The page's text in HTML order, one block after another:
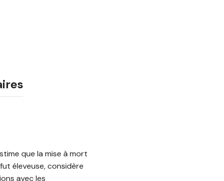
que la mise à mort
éleveuse, considère
avec les